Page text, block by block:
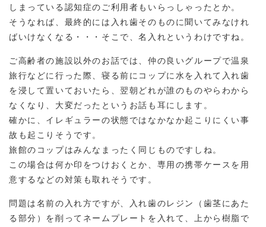
しまっている認知症のご利用者もいらっしゃったとか。
そうなれば、最終的には入れ歯そのものに聞いてみなけれ
ばいけなくなる・・・そこで、名入れというわけですね。
ご高齢者の施設以外のお話では、仲の良いグループで温泉
旅行などに行った際、寝る前にコップに水を入れて入れ歯
を浸して置いておいたら、翌朝どれが誰のものやらわから
なくなり、大変だったというお話も耳にします。
確かに、イレギュラーの状態ではなかなか起こりにくい事
故も起こりそうです。
旅館のコップはみんなまったく同じものですしね。
この場合は何か印をつけおくとか、専用の携帯ケースを用
意するなどの対策も取れそうです。
問題は名前の入れ方ですが、入れ歯のレジン（歯茎にあた
る部分）を削ってネームプレートを入れて、上から樹脂で